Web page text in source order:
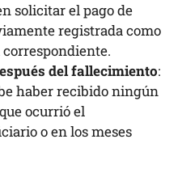
solicitar el pago de
registrada como
del fallecimiento:
haber recibido ningún
ocurrió el
o en los meses